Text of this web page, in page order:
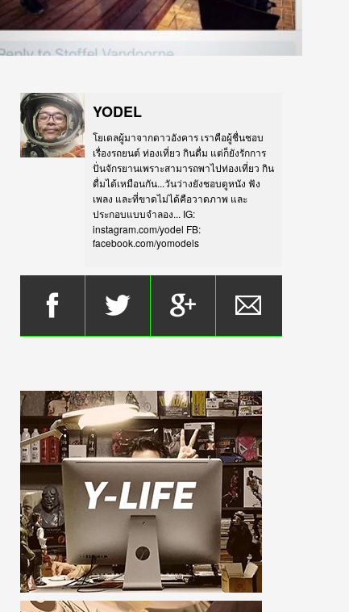
YODEL
โยเดลผู้มาจากดาวอังคาร เราคือผู้ชื่นชอบ
เรื่องรถยนต์ ท่องเที่ยว กินดื่ม แต่ก็ยังรักการ
ปั่นจักรยานเพราะสามารถพาไปท่องเที่ยว กิน
ดื่มได้เหมือนกัน...วันว่างยังชอบดูหนัง ฟัง
เพลง และที่ขาดไม่ได้คือวาดภาพ และ
ประกอบแบบจำลอง... IG:
instagram.com/yodel FB:
facebook.com/yomodels